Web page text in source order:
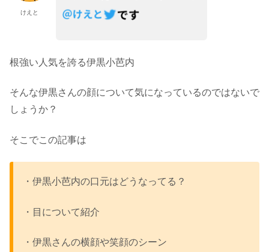
けえと
根強い人気を誇る伊黒小芭内
そんな伊黒さんの顔について気になっているのではないで
しょうか？
そこでこの記事は
・伊黒小芭内の口元はどうなってる？
・目について紹介
・伊黒さんの横顔や笑顔のシーン